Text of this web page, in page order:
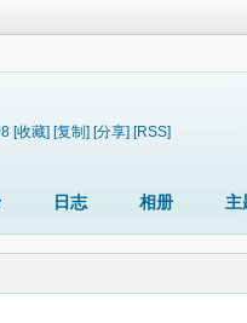
[收藏] [复制] [分享] [RSS]
日志 相册 主